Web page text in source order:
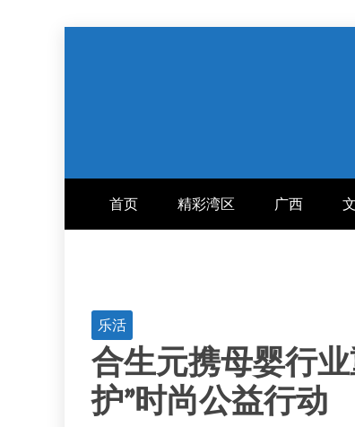
首页 精彩湾区 广西
乐活
合生元携母婴行
护”时尚公益行动